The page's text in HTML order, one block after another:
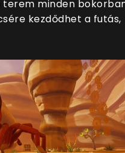
terem minden
kezdődhet a futás,